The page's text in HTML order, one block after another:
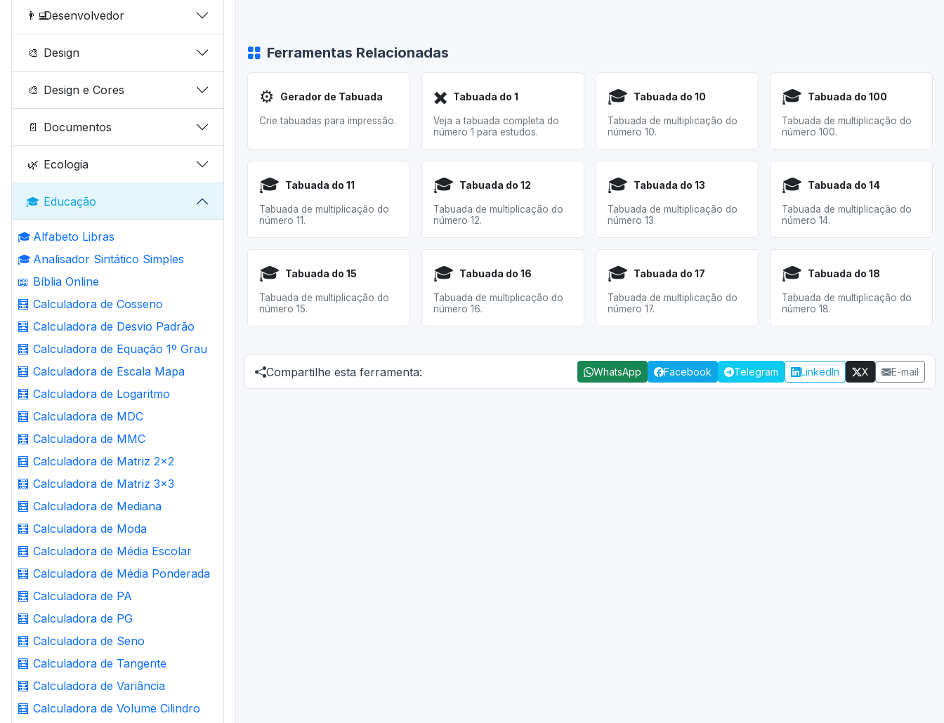
👨‍💻Desenvolvedor
🎨 Design
🎨 Design e Cores
📄 Documentos
🌿 Ecologia
🎓 Educação
🎓 Alfabeto Libras
🎓 Analisador Sintático Simples
📖 Bíblia Online
🧮 Calculadora de Cosseno
🧮 Calculadora de Desvio Padrão
🧮 Calculadora de Equação 1º Grau
🧮 Calculadora de Escala Mapa
🧮 Calculadora de Logaritmo
🧮 Calculadora de MDC
🧮 Calculadora de MMC
🧮 Calculadora de Matriz 2x2
🧮 Calculadora de Matriz 3x3
🧮 Calculadora de Mediana
🧮 Calculadora de Moda
🧮 Calculadora de Média Escolar
🧮 Calculadora de Média Ponderada
🧮 Calculadora de PA
🧮 Calculadora de PG
🧮 Calculadora de Seno
🧮 Calculadora de Tangente
🧮 Calculadora de Variância
🧮 Calculadora de Volume Cilindro
Ferramentas Relacionadas
⚙️ Gerador de Tabuada
Crie tabuadas para impressão.
✖️ Tabuada do 1
Veja a tabuada completa do
número 1 para estudos.
🎓 Tabuada do 10
Tabuada de multiplicação do
número 10.
🎓 Tabuada do 100
Tabuada de multiplicação do
número 100.
🎓 Tabuada do 11
Tabuada de multiplicação do
número 11.
🎓 Tabuada do 12
Tabuada de multiplicação do
número 12.
🎓 Tabuada do 13
Tabuada de multiplicação do
número 13.
🎓 Tabuada do 14
Tabuada de multiplicação do
número 14.
🎓 Tabuada do 15
Tabuada de multiplicação do
número 15.
🎓 Tabuada do 16
Tabuada de multiplicação do
número 16.
🎓 Tabuada do 17
Tabuada de multiplicação do
número 17.
🎓 Tabuada do 18
Tabuada de multiplicação do
número 18.
Compartilhe esta ferramenta: WhatsApp Facebook Telegram LinkedIn X E-mail